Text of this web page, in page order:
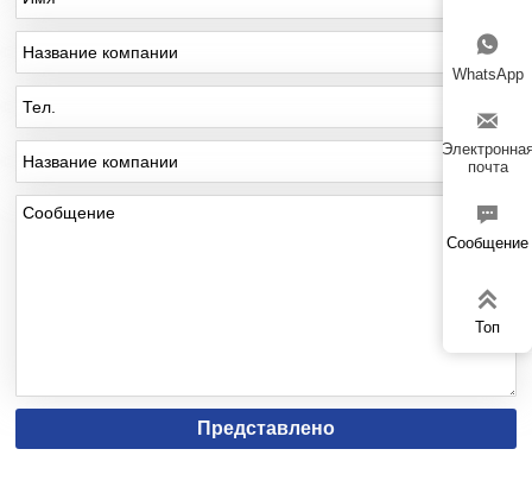
Представлено

WhatsApp

почта

Сообщение

Топ